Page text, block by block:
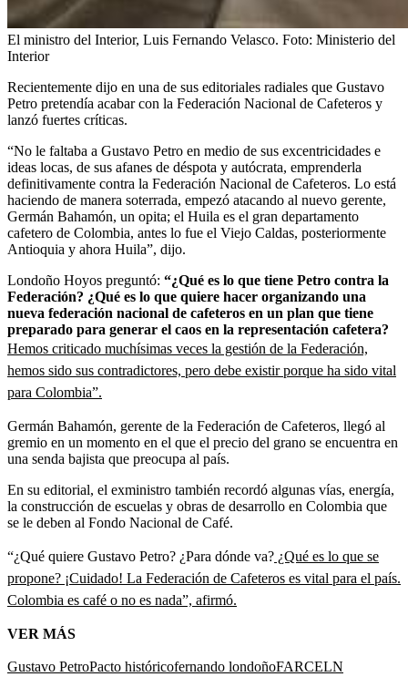
El ministro del Interior, Luis Fernando Velasco. Foto: Ministerio del
Interior
Recientemente dijo en una de sus editoriales radiales que Gustavo
Petro pretendía acabar con la Federación Nacional de Cafeteros y
lanzó fuertes críticas.
“No le faltaba a Gustavo Petro en medio de sus excentricidades e
ideas locas, de sus afanes de déspota y autócrata, emprenderla
definitivamente contra la Federación Nacional de Cafeteros. Lo está
haciendo de manera soterrada, empezó atacando al nuevo gerente,
Germán Bahamón, un opita; el Huila es el gran departamento
cafetero de Colombia, antes lo fue el Viejo Caldas, posteriormente
Antioquia y ahora Huila”, dijo.
Londoño Hoyos preguntó: “¿Qué es lo que tiene Petro contra la
Federación? ¿Qué es lo que quiere hacer organizando una
nueva federación nacional de cafeteros en un plan que tiene
preparado para generar el caos en la representación cafetera?
Hemos criticado muchísimas veces la gestión de la Federación,
hemos sido sus contradictores, pero debe existir porque ha sido vital
para Colombia”.
Germán Bahamón, gerente de la Federación de Cafeteros, llegó al
gremio en un momento en el que el precio del grano se encuentra en
una senda bajista que preocupa al país.
En su editorial, el exministro también recordó algunas vías, energía,
la construcción de escuelas y obras de desarrollo en Colombia que
se le deben al Fondo Nacional de Café.
“¿Qué quiere Gustavo Petro? ¿Para dónde va? ¿Qué es lo que se
propone? ¡Cuidado! La Federación de Cafeteros es vital para el país.
Colombia es café o no es nada”, afirmó.
VER MÁS
Gustavo PetroPacto históricofernando londoñoFARCELN